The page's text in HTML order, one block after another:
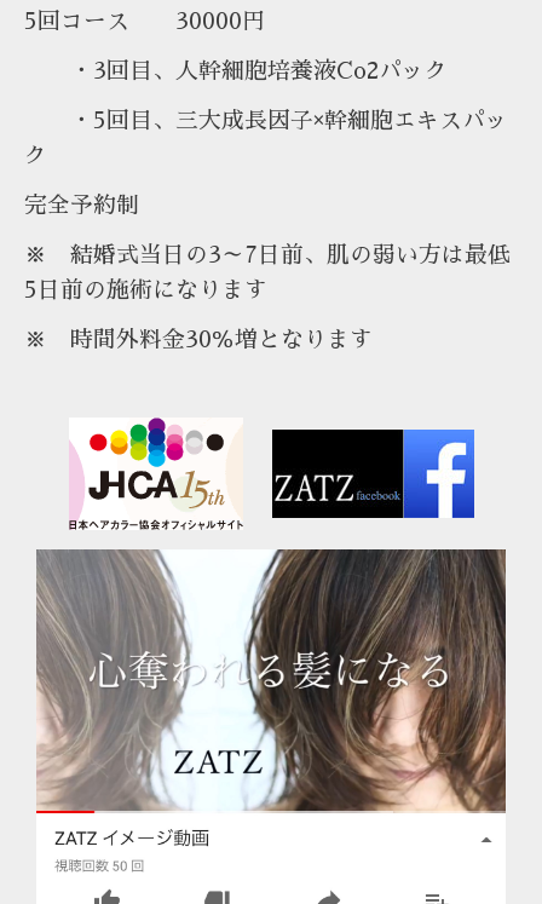
5回コース 30000円
・3回目、人幹細胞培養液Co2パック
・5回目、三大成長因子×幹細胞エキスパッ
ク
完全予約制
※ 結婚式当日の3～7日前、肌の弱い方は最低
5日前の施術になります
※ 時間外料金30％増となります